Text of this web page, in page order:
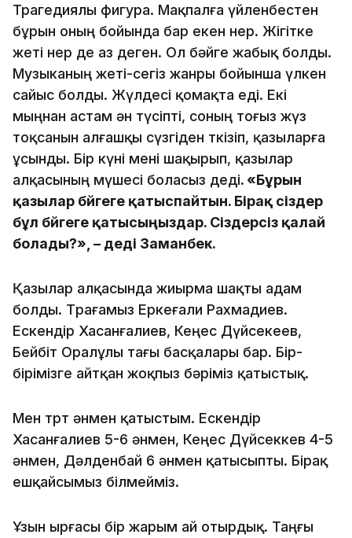
Трагедиялы фигура. Мақпалға үйленбестен
бұрын оның бойында бар екен өнер. Жігітке
жеті өнер де аз деген. Ол бәйге жабық болды.
Музыканың жеті-сегіз жанры бойынша үлкен
сайыс болды. Жүлдесі қомақта еді. Екі
мыңнан астам ән түсіпті, соның тоғыз жүз
тоқсанын алғашқы сүзгіден өткізіп, қазыларға
ұсынды. Бір күні мені шақырып, қазылар
алқасының мүшесі боласыз деді. «Бұрын
қазылар бәйгеге қатыспайтын. Бірақ сіздер
бұл бәйгеге қатысыңыздар. Сіздерсіз қалай
болады?», – деді Заманбек.
Қазылар алқасында жиырма шақты адам
болды. Төрағамыз Еркеғали Рахмадиев.
Ескендір Хасанғалиев, Кеңес Дүйсекеев,
Бейбіт Оралұлы тағы басқалары бар. Бір-
бірімізге айтқан жоқпыз бәріміз қатыстық.
Мен төрт әнмен қатыстым. Ескендір
Хасанғалиев 5-6 әнмен, Кеңес Дүйсеккев 4-5
әнмен, Дәлденбай 6 әнмен қатысыпты. Бірақ
ешқайсымыз білмейміз.
Ұзын ырғасы бір жарым ай отырдық. Таңғы